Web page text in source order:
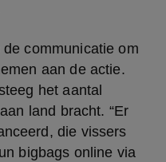
communicatie om
aan de actie.
het aantal
land bracht. “Er
die vissers
bigbags online via